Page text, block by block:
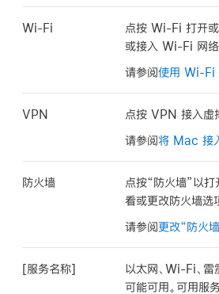
Wi-Fi
点按 Wi-Fi 打开
或接入 Wi-Fi 网络
请参阅使用 Wi-Fi
VPN 点按 VPN 接入虚
请参阅将 Mac 接
防火墙
点按“防火墙”以打
看或更改防火墙选
请参阅更改“防火
服务名称
以太网、Wi-Fi、
可能可用。可用服